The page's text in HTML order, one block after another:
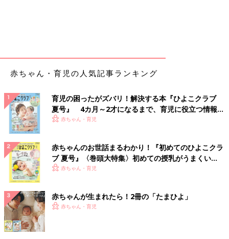
赤ちゃん・育児の人気記事ランキング
育児の困ったがズバリ！解決する本『ひよこクラブ
夏号』 4カ月～2才になるまで、育児に役立つ情報が
いっぱい！
赤ちゃん・育児
赤ちゃんのお世話まるわかり！『初めてのひよこクラ
ブ 夏号』〈巻頭大特集〉初めての授乳がうまくい
く！ おっぱい・ミルクの基本と夏のトラブル 解決テ
赤ちゃん・育児
赤ちゃんが生まれたら！2冊の「たまひよ」
赤ちゃん・育児